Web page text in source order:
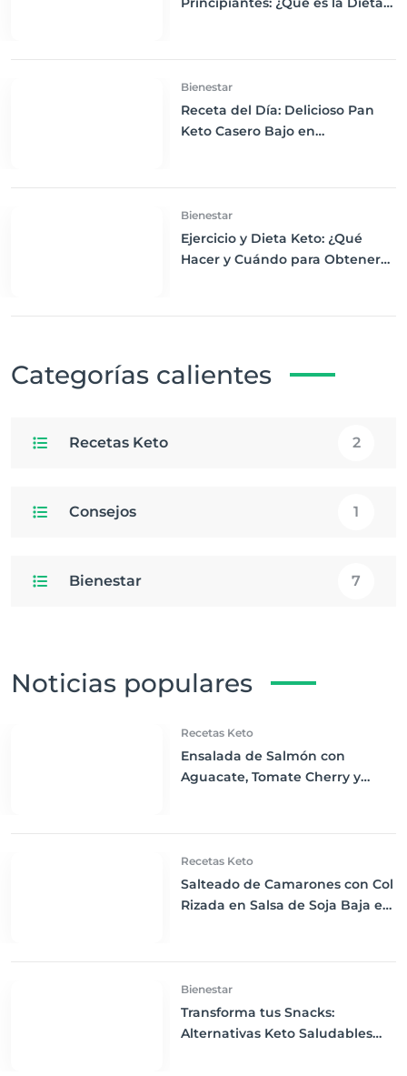
Bienestar
Receta del Día: Delicioso Pan
Keto Casero Bajo en
Bienestar
Ejercicio y Dieta Keto: ¿Qué
Hacer y Cuándo para Obtener
Categorías calientes
Recetas Keto 2
Consejos 1
Bienestar 7
Noticias populares
Recetas Keto
Ensalada de Salmón con
Aguacate, Tomate Cherry y
Recetas Keto
Salteado de Camarones con Col
Rizada en Salsa de Soja Baja en
Bienestar
Transforma tus Snacks:
Alternativas Keto Saludables